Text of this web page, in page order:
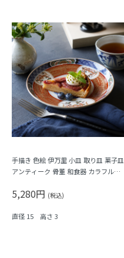
手描き 色絵 伊万里 小皿 取り皿 菓子皿
アンティーク 骨董 和食器 カラフル
5,280円 (税込)
直径 15 高さ 3